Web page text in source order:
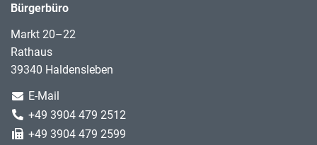
Bürgerbüro
Markt 20–22
Rathaus
39340 Haldensleben
E-Mail
+49 3904 479 2512
+49 3904 479 2599